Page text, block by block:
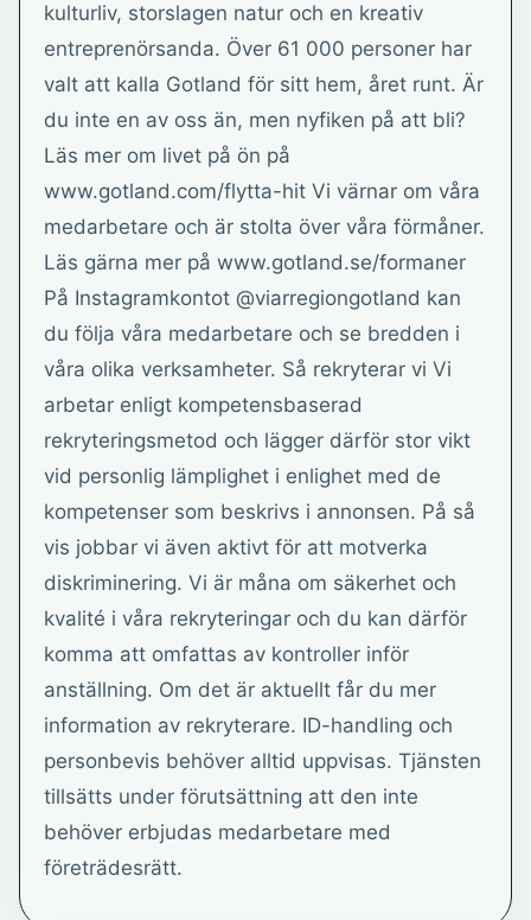
kulturliv, storslagen natur och en kreativ
entreprenörsanda. Över 61 000 personer har
valt att kalla Gotland för sitt hem, året runt. Är
du inte en av oss än, men nyfiken på att bli?
Läs mer om livet på ön på
www.gotland.com/flytta-hit Vi värnar om våra
medarbetare och är stolta över våra förmåner.
Läs gärna mer på www.gotland.se/formaner
På Instagramkontot @viarregiongotland kan
du följa våra medarbetare och se bredden i
våra olika verksamheter. Så rekryterar vi Vi
arbetar enligt kompetensbaserad
rekryteringsmetod och lägger därför stor vikt
vid personlig lämplighet i enlighet med de
kompetenser som beskrivs i annonsen. På så
vis jobbar vi även aktivt för att motverka
diskriminering. Vi är måna om säkerhet och
kvalité i våra rekryteringar och du kan därför
komma att omfattas av kontroller inför
anställning. Om det är aktuellt får du mer
information av rekryterare. ID-handling och
personbevis behöver alltid uppvisas. Tjänsten
tillsätts under förutsättning att den inte
behöver erbjudas medarbetare med
företrädesrätt.